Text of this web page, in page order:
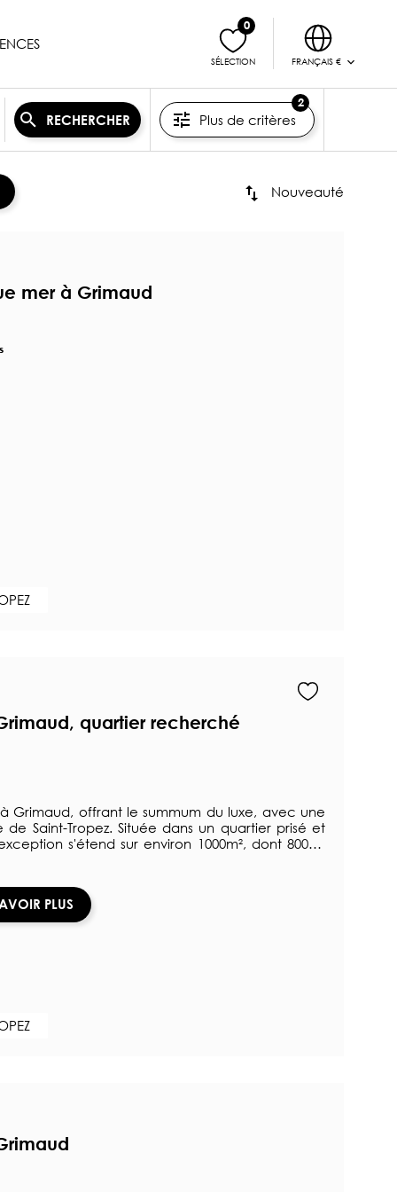
SÉLECTION
0
FRANÇAIS €
RECHERCHER Plus de critères
2
Nouveauté
mer à Grimaud
quartier recherché
Grimaud, offrant le summum du luxe, avec une
Saint-Tropez. Située dans un quartier prisé et
s'étend sur environ 1000m², dont 800m²
6 suites spacieuses et d'un appartement
aménagée dans un style raffiné. Les
haute qualité, allant d'une hélisurface à un salon
PLUS